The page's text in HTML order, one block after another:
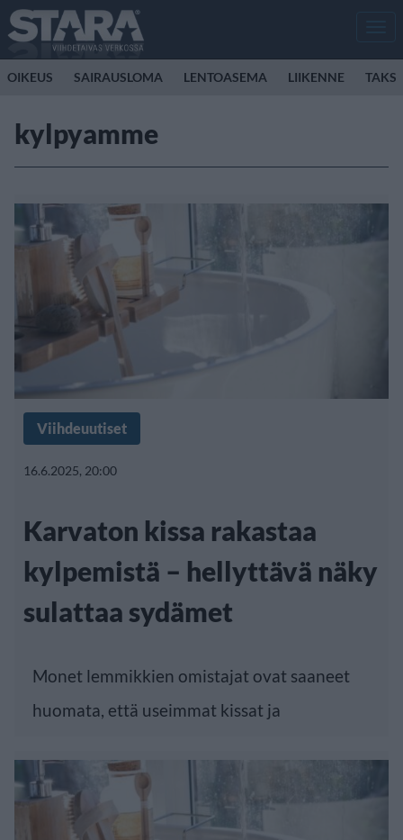
OIKEUS SAIRAUSLOMA LENTOASEMA LIIKENNE TAKSI
kylpyamme
Viihdeuutiset
16.6.2025, 20:00
Karvaton kissa rakastaa
kylpemistä – hellyttävä näky
sulattaa sydämet
Monet lemmikkien omistajat ovat saaneet
huomata, että useimmat kissat ja